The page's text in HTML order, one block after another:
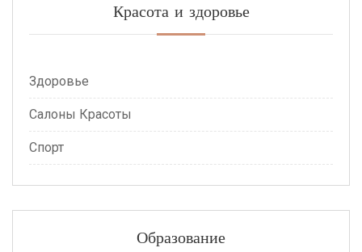
Красота и здоровье
Здоровье
Салоны Красоты
Спорт
Образование